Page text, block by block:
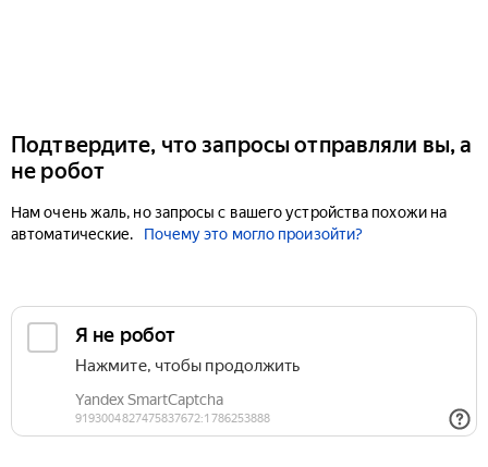
Подтвердите, что запросы отправляли вы, а
не робот
Нам очень жаль, но запросы с вашего устройства похожи на
автоматические.
Почему это могло произойти?